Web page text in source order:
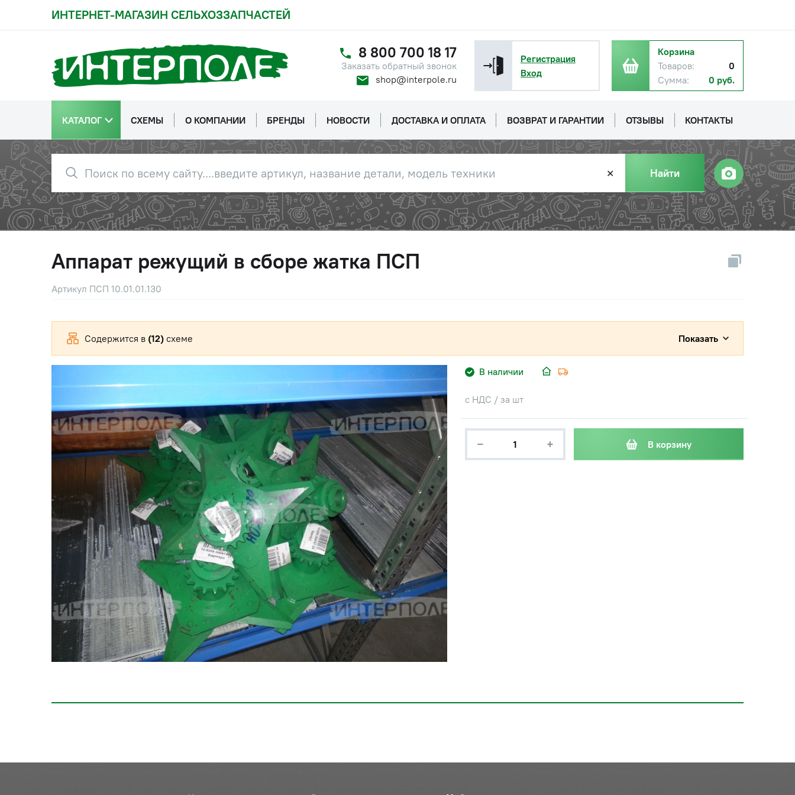
ИНТЕРНЕТ-МАГАЗИН СЕЛЬХОЗЗАПЧАСТЕЙ
8 800 700 18 17
Заказать обратный звонок
shop@interpole.ru
Регистрация
Вход
Корзина
Товаров:
0
Сумма:
0 руб.
КАТАЛОГ СХЕМЫ О КОМПАНИИ БРЕНДЫ НОВОСТИ ДОСТАВКА И ОПЛАТА ВОЗВРАТ И ГАРАНТИИ ОТЗЫВЫ КОНТАКТЫ
✕ Найти
Аппарат режущий в сборе жатка ПСП
Артикул ПСП 10.01.01.130
В наличии
с НДС / за шт
− + В корзину
Содержится в (12) схеме Показать